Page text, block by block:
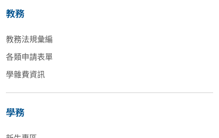
教務
教務法規彙編
各類申請表單
學雜費資訊
學務